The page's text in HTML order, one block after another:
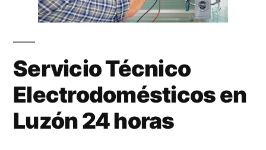
Servicio Técnico
Electrodomésticos en
Luzón 24 horas